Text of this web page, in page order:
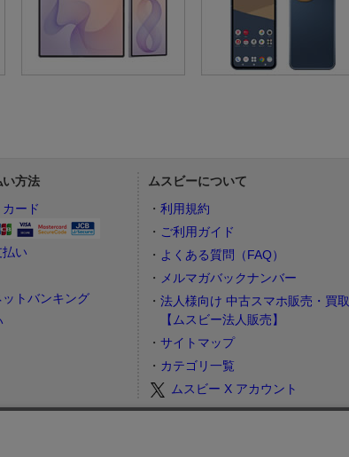
方法
ード
い
トバンキング
ムスビーについて
利用規約
ご利用ガイド
よくある質問（FAQ）
メルマガバックナンバー
法人様向け 中古スマホ販売・買取
【ムスビー法人販売】
サイトマップ
カテゴリ一覧
ムスビー X アカウント